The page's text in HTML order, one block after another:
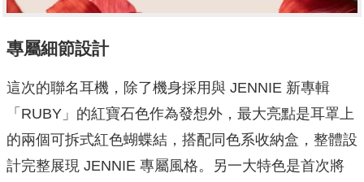
專屬細節設計
這次的聯名耳機，除了機身採用與 JENNIE 新專輯
「RUBY」的紅寶石色作為發想外，最大亮點是耳罩上
的兩個可拆式紅色蝴蝶結，搭配同色系收納盒，整體設
計完整展現 JENNIE 專屬風格。另一大特色是首次將